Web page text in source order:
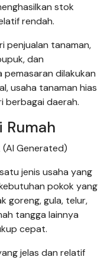
stok
rendah.
penjualan tanaman,
dan
pemasaran dilakukan
usaha tanaman hias
berbagai daerah.
Rumah
(AI Generated)
jenis usaha yang
pokok yang
goreng, gula, telur,
tangga lainnya
cepat.
jelas dan relatif